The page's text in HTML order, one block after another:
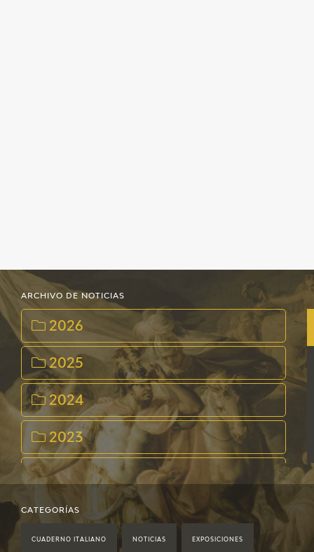
ARCHIVO DE NOTICIAS
2026
2025
2024
2023
2022
2021
CATEGORÍAS
CUADERNO ITALIANO NOTICIAS EXPOSICIONES